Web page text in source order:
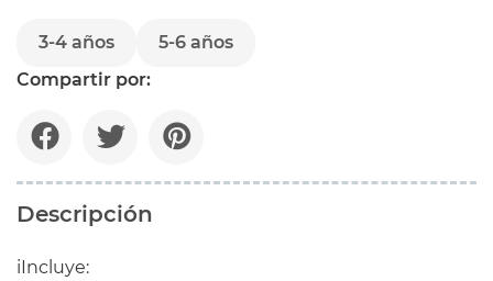
3-4 años
5-6 años
Compartir por:
Descripción
iIncluye: